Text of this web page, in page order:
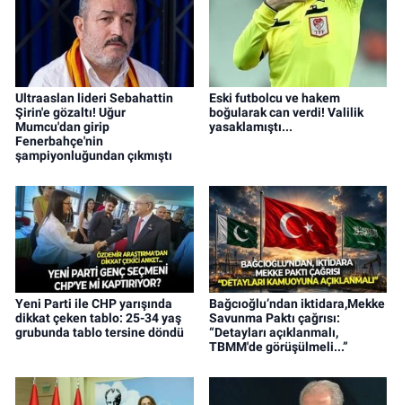
Ultraaslan lideri Sebahattin
Şirin'e gözaltı! Uğur
Mumcu'dan girip
Fenerbahçe'nin
şampiyonluğundan çıkmıştı
Eski futbolcu ve hakem
boğularak can verdi! Valilik
yasaklamıştı...
Yeni Parti ile CHP yarışında
dikkat çeken tablo: 25-34 yaş
grubunda tablo tersine döndü
Bağcıoğlu’ndan iktidara,Mekke
Savunma Paktı çağrısı:
“Detayları açıklanmalı,
TBMM'de görüşülmeli...”